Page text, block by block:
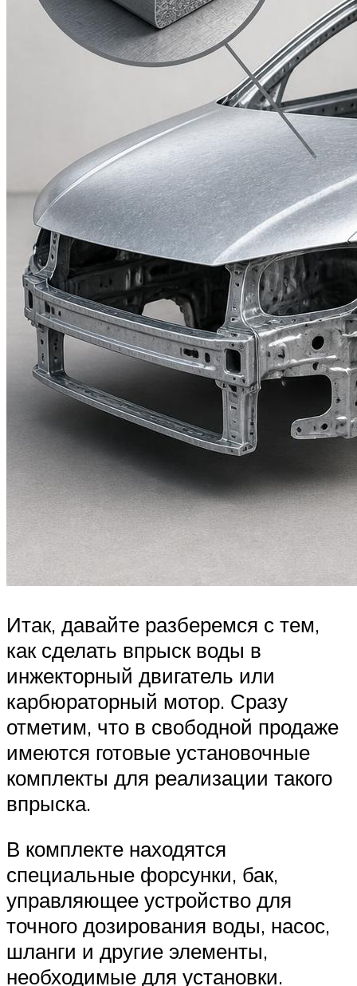
Итак, давайте разберемся с тем,
как сделать впрыск воды в
инжекторный двигатель или
карбюраторный мотор. Сразу
отметим, что в свободной продаже
имеются готовые установочные
комплекты для реализации такого
впрыска.
В комплекте находятся
специальные форсунки, бак,
управляющее устройство для
точного дозирования воды, насос,
шланги и другие элементы,
необходимые для установки.